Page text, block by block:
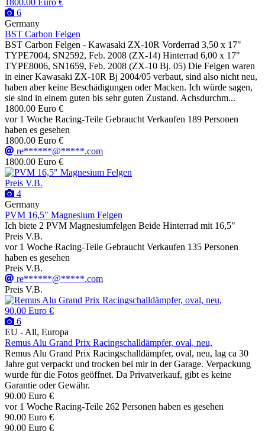
1800.00 Euro €
6
Germany
BST Carbon Felgen
BST Carbon Felgen - Kawasaki ZX-10R Vorderrad 3,50 x 17"
TYPE7004, SN2592, Feb. 2008 (ZX-14) Hinterrad 6,00 x 17"
TYPE8006, SN1659, Feb. 2008 (ZX-10 Bj. 05) Die Felgen waren
in einer Kawasaki ZX-10R Bj 2004/05 verbaut, sind also nicht neu,
haben aber keine Beschädigungen oder Macken. Ich würde sagen,
sie sind in einem guten bis sehr guten Zustand. Achsdurchm...
1800.00 Euro €
vor 1 Woche Racing-Teile Gebraucht Verkaufen 189 Personen
haben es gesehen
1800.00 Euro €
re******@*****.com
1800.00 Euro €
Preis V.B.
4
Germany
PVM 16,5" Magnesium Felgen
Ich biete 2 PVM Magnesiumfelgen Beide Hinterrad mit 16,5"
Preis V.B.
vor 1 Woche Racing-Teile Gebraucht Verkaufen 135 Personen
haben es gesehen
Preis V.B.
re******@*****.com
Preis V.B.
90.00 Euro €
6
EU - All, Europa
Remus Alu Grand Prix Racingschalldämpfer, oval, neu,
Remus Alu Grand Prix Racingschalldämpfer, oval, neu, lag ca 30
Jahre gut verpackt und trocken bei mir in der Garage. Verpackung
wurde für die Fotos geöffnet. Da Privatverkauf, gibt es keine
Garantie oder Gewähr.
90.00 Euro €
vor 1 Woche Racing-Teile 262 Personen haben es gesehen
90.00 Euro €
90.00 Euro €